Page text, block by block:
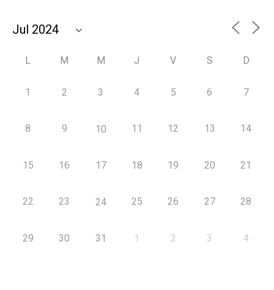
L M M J V S D
1 2 3 4 5 6 7
8 9 10 11 12 13 14
15 16 17 18 19 20 21
22 23 24 25 26 27 28
29 30 31 1 2 3 4